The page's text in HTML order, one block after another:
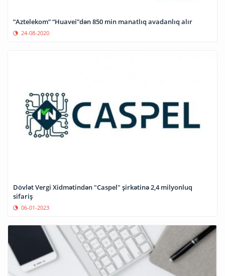
“Aztelekom” “Huavei”dən 850 min manatlıq avadanlıq alır
24-08-2020
Dövlət Vergi Xidmətindən "Caspel" şirkətinə 2,4 milyonluq
sifariş
06-01-2023